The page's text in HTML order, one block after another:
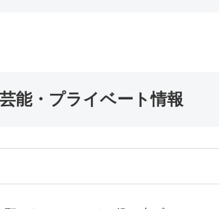
能・プライベート情報